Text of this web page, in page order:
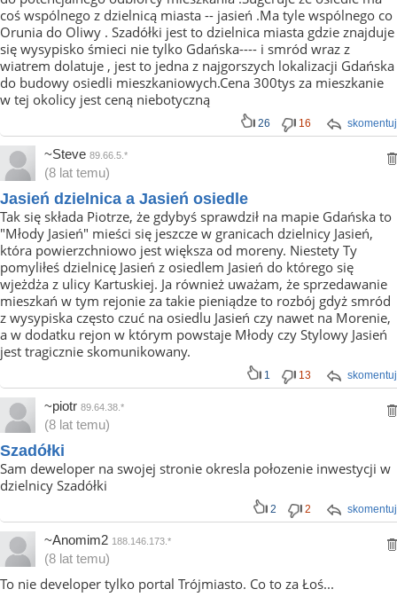
coś wspólnego z dzielnicą miasta -- jasień .Ma tyle wspólnego co
Orunia do Oliwy . Szadółki jest to dzielnica miasta gdzie znajduje
się wysypisko śmieci nie tylko Gdańska---- i smród wraz z
wiatrem dolatuje , jest to jedna z najgorszych lokalizacji Gdańska
do budowy osiedli mieszkaniowych.Cena 300tys za mieszkanie
w tej okolicy jest ceną niebotyczną
skomentuj
26 16
~Steve 89.66.5.*
(8 lat temu)
Jasień dzielnica a Jasień osiedle
Tak się składa Piotrze, że gdybyś sprawdził na mapie Gdańska to
"Młody Jasień" mieści się jeszcze w granicach dzielnicy Jasień,
która powierzchniowo jest większa od moreny. Niestety Ty
pomyliłeś dzielnicę Jasień z osiedlem Jasień do którego się
wjeżdża z ulicy Kartuskiej. Ja również uważam, że sprzedawanie
mieszkań w tym rejonie za takie pieniądze to rozbój gdyż smród
z wysypiska często czuć na osiedlu Jasień czy nawet na Morenie,
a w dodatku rejon w którym powstaje Młody czy Stylowy Jasień
jest tragicznie skomunikowany.
skomentuj
1 13
~piotr 89.64.38.*
(8 lat temu)
Szadółki
Sam deweloper na swojej stronie okresla połozenie inwestycji w
dzielnicy Szadółki
skomentuj
2 2
~Anomim2 188.146.173.*
(8 lat temu)
To nie developer tylko portal Trójmiasto. Co to za Łoś...